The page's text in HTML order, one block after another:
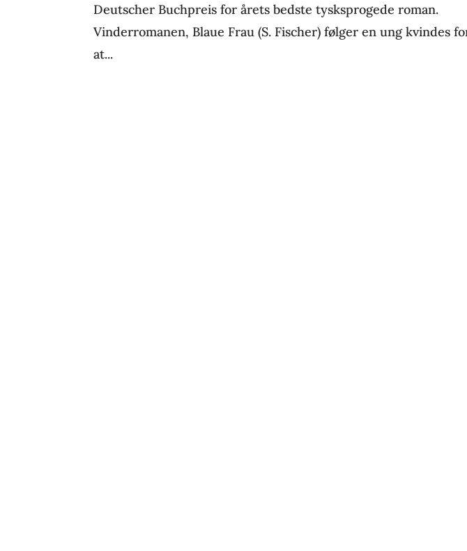
Deutscher Buchpreis for årets bedste tysksprogede roman.
Vinderromanen, Blaue Frau (S. Fischer) følger en ung kvindes
at...